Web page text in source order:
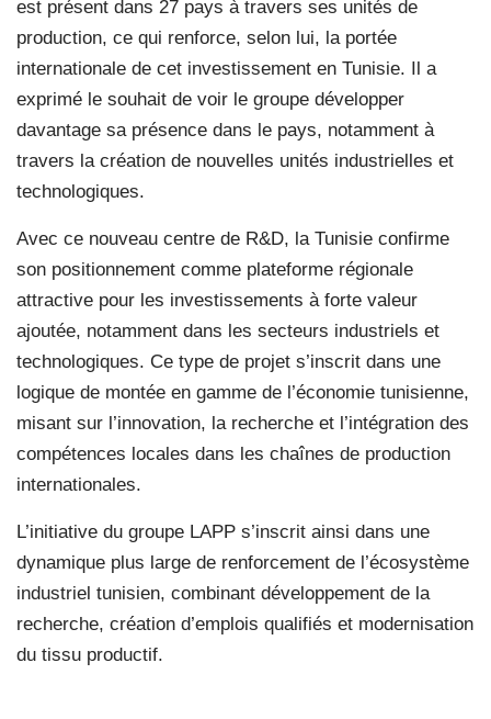
est présent dans 27 pays à travers ses unités de
production, ce qui renforce, selon lui, la portée
internationale de cet investissement en Tunisie. Il a
exprimé le souhait de voir le groupe développer
davantage sa présence dans le pays, notamment à
travers la création de nouvelles unités industrielles et
technologiques.
Avec ce nouveau centre de R&D, la Tunisie confirme
son positionnement comme plateforme régionale
attractive pour les investissements à forte valeur
ajoutée, notamment dans les secteurs industriels et
technologiques. Ce type de projet s’inscrit dans une
logique de montée en gamme de l’économie tunisienne,
misant sur l’innovation, la recherche et l’intégration des
compétences locales dans les chaînes de production
internationales.
L’initiative du groupe LAPP s’inscrit ainsi dans une
dynamique plus large de renforcement de l’écosystème
industriel tunisien, combinant développement de la
recherche, création d’emplois qualifiés et modernisation
du tissu productif.